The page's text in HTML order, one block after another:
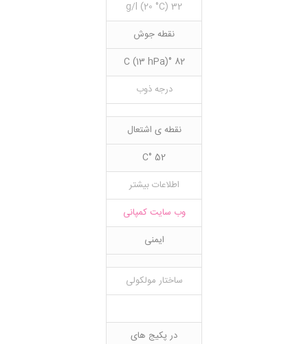
32 g/l (20 °C)
نقطه جوش
82 °C (13 hPa)
درجه ذوب
نقطه ی اشتعال
52 °C
اطلاعات بیشتر
وب سایت کمپانی
ایمنی
ساختار مولکولی
در پکیج های